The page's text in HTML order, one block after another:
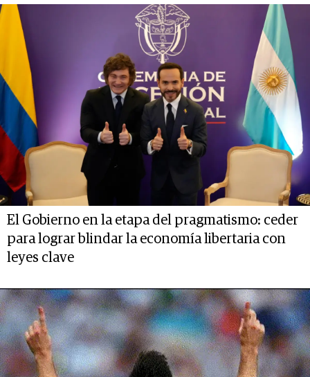
El Gobierno en la etapa del pragmatismo: ceder
para lograr blindar la economía libertaria con
leyes clave